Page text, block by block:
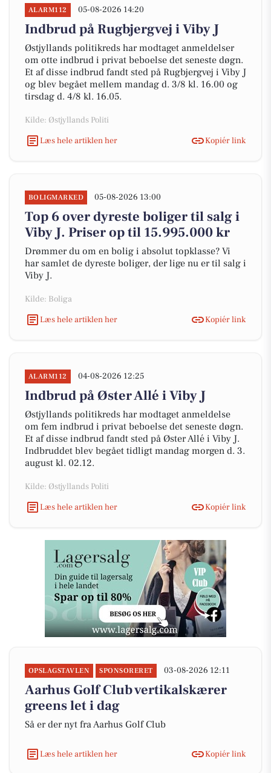
ALARM112 05-08-2026 14:20
Indbrud på Rugbjergvej i Viby J
Østjyllands politikreds har modtaget anmeldelser
om otte indbrud i privat beboelse det seneste døgn.
Et af disse indbrud fandt sted på Rugbjergvej i Viby J
og blev begået mellem mandag d. 3/8 kl. 16.00 og
tirsdag d. 4/8 kl. 16.05.
Kilde: Østjyllands Politi
Læs hele artiklen her
Kopiér link
BOLIGMARKED 05-08-2026 13:00
Top 6 over dyreste boliger til salg i
Viby J. Priser op til 15.995.000 kr
Drømmer du om en bolig i absolut topklasse? Vi
har samlet de dyreste boliger, der lige nu er til salg i
Viby J.
Kilde: Boliga
Læs hele artiklen her
Kopiér link
ALARM112 04-08-2026 12:25
Indbrud på Øster Allé i Viby J
Østjyllands politikreds har modtaget anmeldelse
om fem indbrud i privat beboelse det seneste døgn.
Et af disse indbrud fandt sted på Øster Allé i Viby J.
Indbruddet blev begået tidligt mandag morgen d. 3.
august kl. 02.12.
Kilde: Østjyllands Politi
Læs hele artiklen her
Kopiér link
OPSLAGSTAVLEN SPONSORERET 03-08-2026 12:11
Aarhus Golf Club vertikalskærer
greens let i dag
Så er der nyt fra Aarhus Golf Club
Læs hele artiklen her Kopiér link